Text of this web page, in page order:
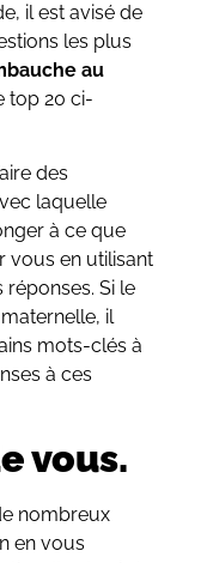
il est avisé de
les plus
au
top 20 ci-
des
laquelle
à ce que
vous en utilisant
Si le
il
mots-clés à
à ces
vous.
nombreux
en vous